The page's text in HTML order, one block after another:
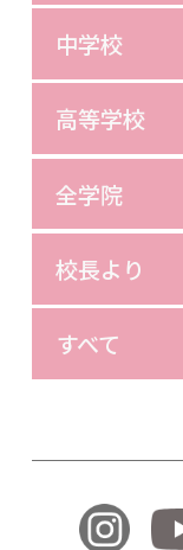
中学校
高等学校
全学院
校長より
すべて